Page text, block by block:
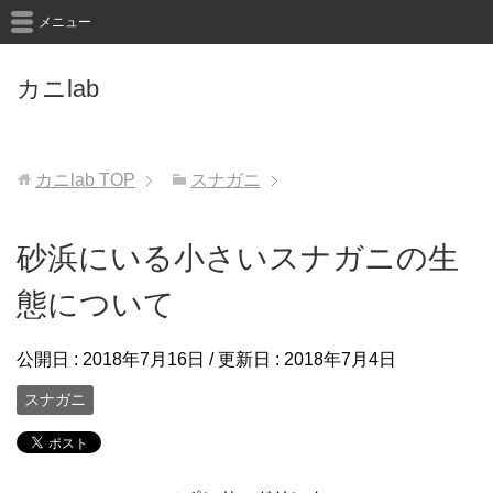
カニlab
メニュー
カニlab TOP スナガニ
砂浜にいる小さいスナガニの生
態について
公開日 : 2018年7月16日 / 更新日 : 2018年7月4日
スナガニ